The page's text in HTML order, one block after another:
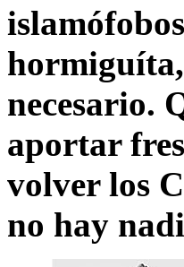
necesario.
aportar
volver los
no hay